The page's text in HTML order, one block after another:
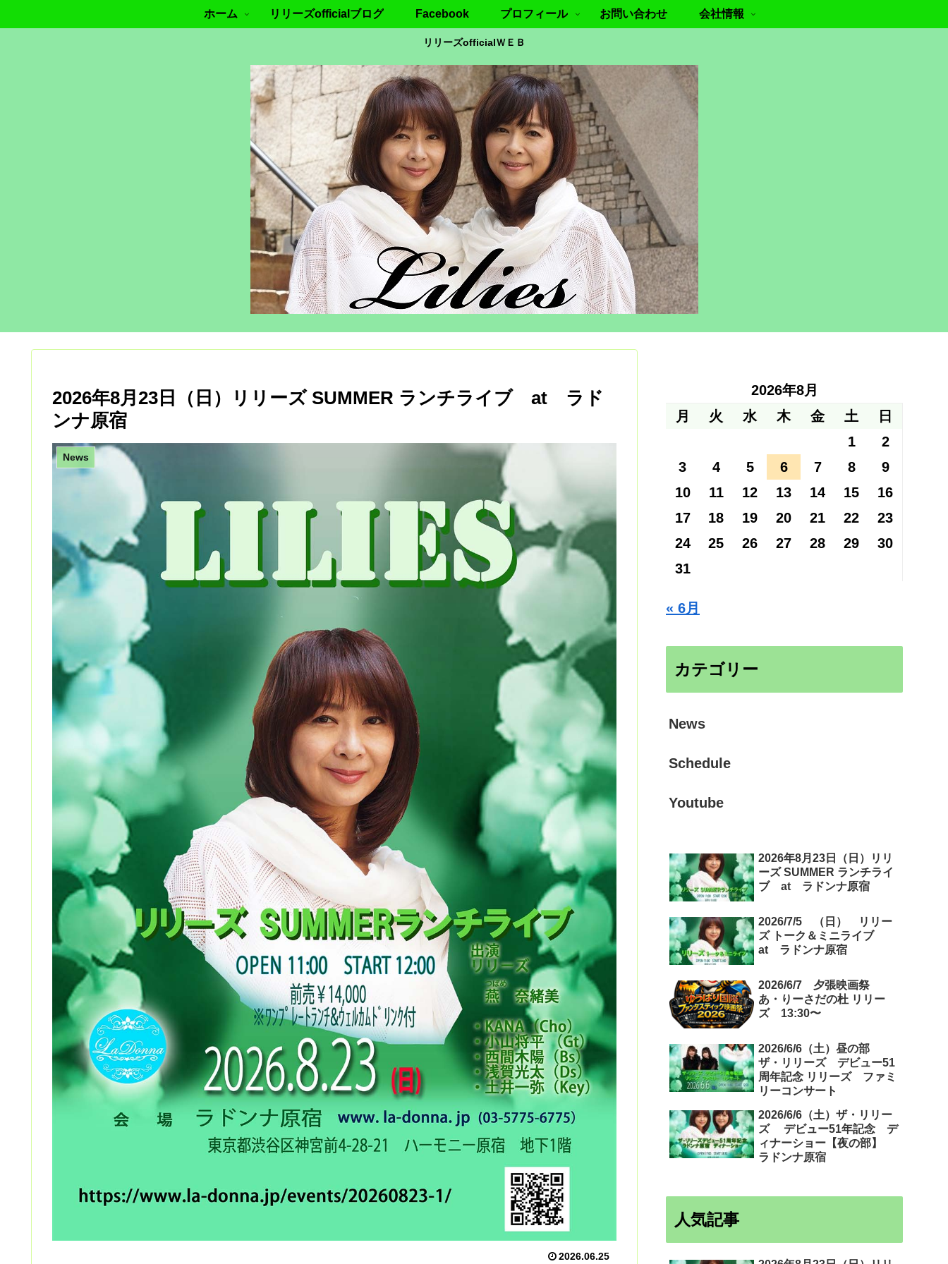
リリーズofficialＷＥＢ
ホーム リリーズofficialブログ Facebook プロフィール お問い合わせ 会社情報
2026年8月23日（日）リリーズ SUMMER ランチライブ at ラド
ンナ原宿
News
2026.06.25
2026年8月
月
火 水 木 金 土
日
1
2
3
4 5 6 7 8
9
10
11 12 13 14 15
16
17
18 19 20 21 22
23
24
25 26 27 28 29
30
31
« 6月
カテゴリー
News
Schedule
Youtube
2026年8月23日（日）リリ
ーズ SUMMER ランチライ
ブ at ラドンナ原宿
2026/7/5 （日） リリー
ズ トーク＆ミニライブ
at ラドンナ原宿
2026/6/7 夕張映画祭
あ・りーさだの杜 リリー
ズ 13:30〜
2026/6/6（土）昼の部
ザ・リリーズ デビュー51
周年記念 リリーズ ファミ
リーコンサート
2026/6/6（土）ザ・リリー
ズ デビュー51年記念 デ
ィナーショー【夜の部】
ラドンナ原宿
人気記事